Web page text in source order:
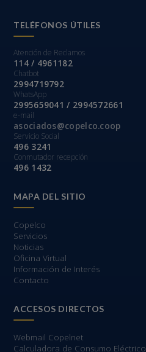
TELÉFONOS ÚTILES
Atención de Reclamos
114 / 4961182
Chatbot
2994719792
WhatsApp
2995659041 / 2994572661
e-mail
asociados@copelco.coop
Servicio Social
496 3241
Conmutador recepción
496 1432
MAPA DEL SITIO
Copelco
Servicios
Noticias
Oficina Virtual
Información de Interés
Contacto
ACCESOS DIRECTOS
Webmail Copelnet
Calculadora de Consumo Eléctrico